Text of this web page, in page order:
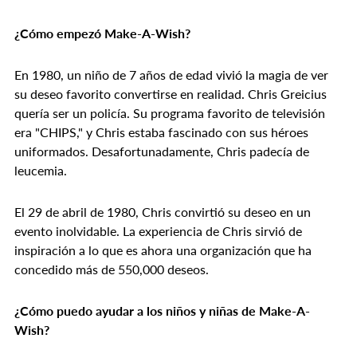
¿Cómo empezó Make-A-Wish?
En 1980, un niño de 7 años de edad vivió la magia de ver
su deseo favorito convertirse en realidad. Chris Greicius
quería ser un policía. Su programa favorito de televisión
era "CHIPS," y Chris estaba fascinado con sus héroes
uniformados. Desafortunadamente, Chris padecía de
leucemia.
El 29 de abril de 1980, Chris convirtió su deseo en un
evento inolvidable. La experiencia de Chris sirvió de
inspiración a lo que es ahora una organización que ha
concedido más de 550,000 deseos.
¿Cómo puedo ayudar a los niños y niñas de Make-A-
Wish?